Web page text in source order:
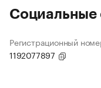
Регистрационный
1192077897